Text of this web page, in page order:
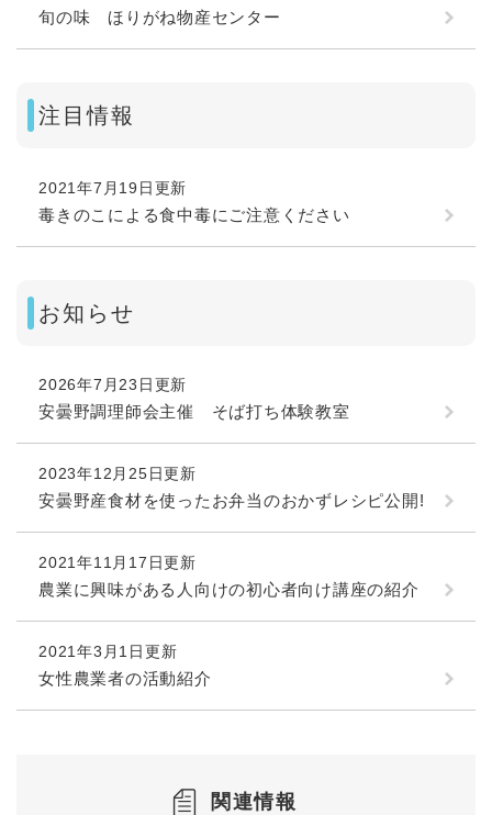
旬の味 ほりがね物産センター
注目情報
2021年7月19日更新
毒きのこによる食中毒にご注意ください
お知らせ
2026年7月23日更新
安曇野調理師会主催 そば打ち体験教室
2023年12月25日更新
安曇野産食材を使ったお弁当のおかずレシピ公開!
2021年11月17日更新
農業に興味がある人向けの初心者向け講座の紹介
2021年3月1日更新
女性農業者の活動紹介
関連情報